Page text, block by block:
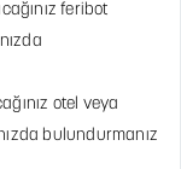
feribot
otel veya
bulundurmanız